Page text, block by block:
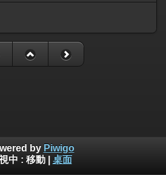
by Piwigo
中 : 移動| 桌面